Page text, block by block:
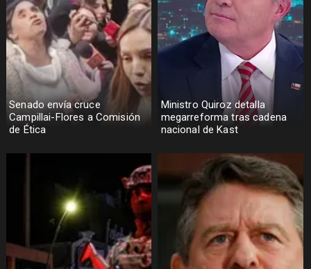
Senado envía cruce
Campillai-Flores a Comisión
de Ética
Ministro Quiroz detalla
megarreforma tras cadena
nacional de Kast